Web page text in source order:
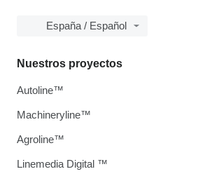
España / Español
Nuestros proyectos
Autoline™
Machineryline™
Agroline™
Linemedia Digital ™